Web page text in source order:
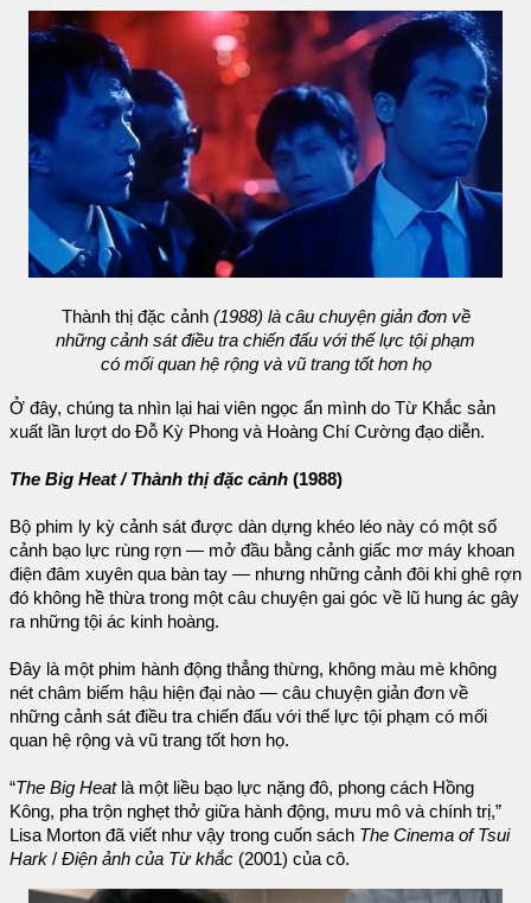
Thành thị đặc cảnh (1988) là câu chuyện giản đơn về
những cảnh sát điều tra chiến đấu với thế lực tội phạm
có mối quan hệ rộng và vũ trang tốt hơn họ
Ở đây, chúng ta nhìn lại hai viên ngọc ẩn mình do Từ Khắc sản
xuất lần lượt do Đỗ Kỳ Phong và Hoàng Chí Cường đạo diễn.
The Big Heat / Thành thị đặc cảnh (1988)
Bộ phim ly kỳ cảnh sát được dàn dựng khéo léo này có một số
cảnh bạo lực rùng rợn — mở đầu bằng cảnh giấc mơ máy khoan
điện đâm xuyên qua bàn tay — nhưng những cảnh đôi khi ghê rợn
đó không hề thừa trong một câu chuyện gai góc về lũ hung ác gây
ra những tội ác kinh hoàng.
Đây là một phim hành động thẳng thừng, không màu mè không
nét châm biếm hậu hiện đại nào — câu chuyện giản đơn về
những cảnh sát điều tra chiến đấu với thế lực tội phạm có mối
quan hệ rộng và vũ trang tốt hơn họ.
“The Big Heatlà một liều bạo lực nặng đô, phong cách Hồng
Kông, pha trộn nghẹt thở giữa hành động, mưu mô và chính trị,”
Lisa Morton đã viết như vậy trong cuốn sách The Cinema of Tsui
Hark / Điện ảnh của Từ khắc (2001) của cô.